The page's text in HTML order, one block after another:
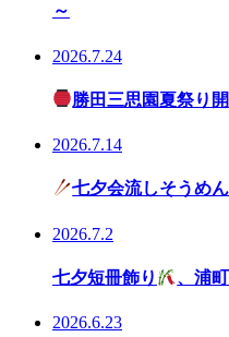
～
2026.7.24
勝田三思園夏祭り
2026.7.14
七夕会流しそうめん
2026.7.2
七夕短冊飾り 、浦
2026.6.23